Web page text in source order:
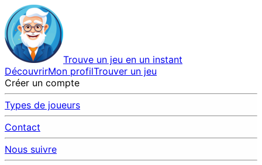
Trouve un jeu en un instant
DécouvrirMon profilTrouver un jeu
Créer un compte
Types de joueurs
Contact
Nous suivre